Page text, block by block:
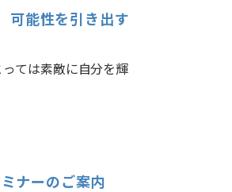
能性を引き出す
ては素敵に自分を輝
ーのご案内